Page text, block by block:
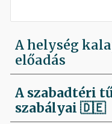
A helység
előadás
A szabadtéri
szabályai🇩🇪